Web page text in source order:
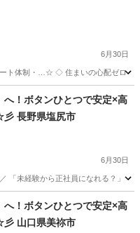
6月30日
ト体制・…☆ ◇ 住まいの心配ゼロ！
へ！ボタンひとつで安定×高
長野県塩尻市
6月30日
「未経験から正社員になれる？」
へ！ボタンひとつで安定×高
山口県美祢市